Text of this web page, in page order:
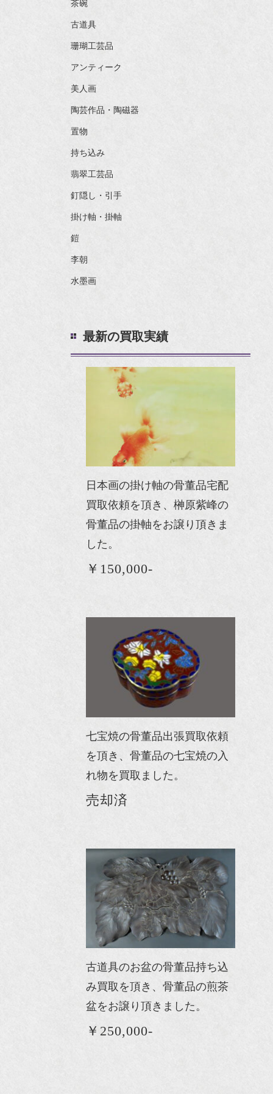
茶碗
古道具
珊瑚工芸品
アンティーク
美人画
陶芸作品・陶磁器
置物
持ち込み
翡翠工芸品
釘隠し・引手
掛け軸・掛軸
鎧
李朝
水墨画
最新の買取実績
日本画の掛け軸の骨董品宅配
買取依頼を頂き、榊原紫峰の
骨董品の掛軸をお譲り頂きま
した。
￥150,000-
七宝焼の骨董品出張買取依頼
を頂き、骨董品の七宝焼の入
れ物を買取ました。
売却済
古道具のお盆の骨董品持ち込
み買取を頂き、骨董品の煎茶
盆をお譲り頂きました。
￥250,000-